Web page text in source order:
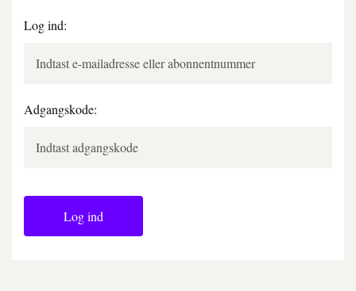
Log ind:
Adgangskode:
Log ind